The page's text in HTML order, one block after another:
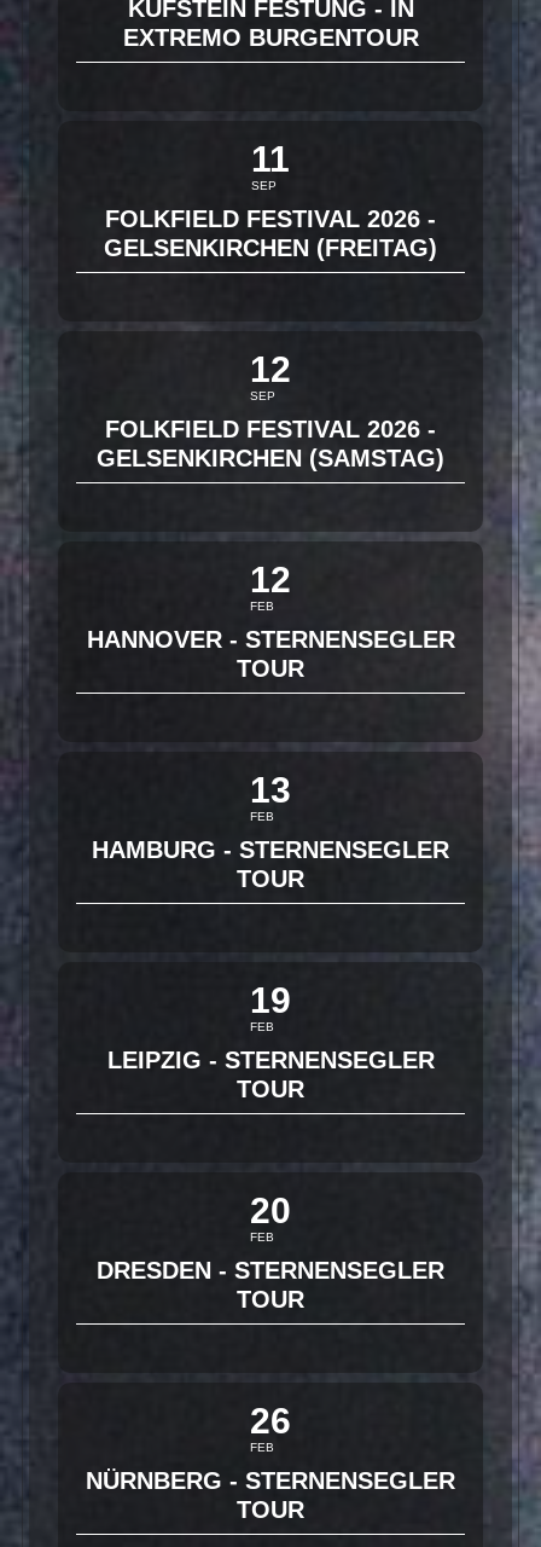
KUFSTEIN FESTUNG - IN
EXTREMO BURGENTOUR
11
SEP
FOLKFIELD FESTIVAL 2026 -
GELSENKIRCHEN (FREITAG)
12
SEP
FOLKFIELD FESTIVAL 2026 -
GELSENKIRCHEN (SAMSTAG)
12
FEB
HANNOVER - STERNENSEGLER
TOUR
13
FEB
HAMBURG - STERNENSEGLER
TOUR
19
FEB
LEIPZIG - STERNENSEGLER
TOUR
20
FEB
DRESDEN - STERNENSEGLER
TOUR
26
FEB
NÜRNBERG - STERNENSEGLER
TOUR